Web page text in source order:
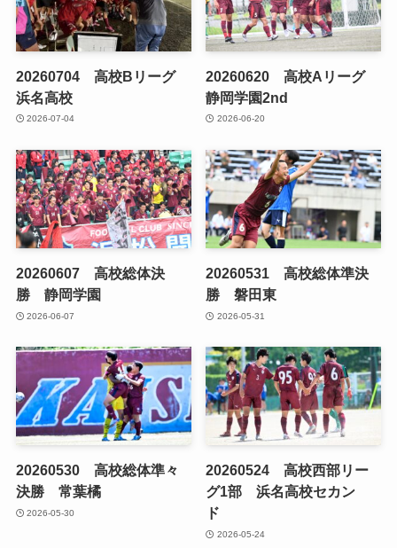
20260704 高校Bリーグ
浜名高校
2026-07-04
20260620 高校Aリーグ
静岡学園2nd
2026-06-20
20260607 高校総体決
勝 静岡学園
2026-06-07
20260531 高校総体準決
勝 磐田東
2026-05-31
20260530 高校総体準々
決勝 常葉橘
2026-05-30
20260524 高校西部リー
グ1部 浜名高校セカン
ド
2026-05-24